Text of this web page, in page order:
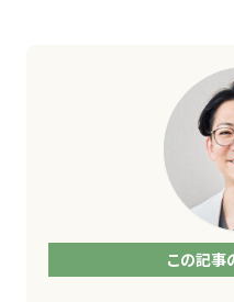
この記事